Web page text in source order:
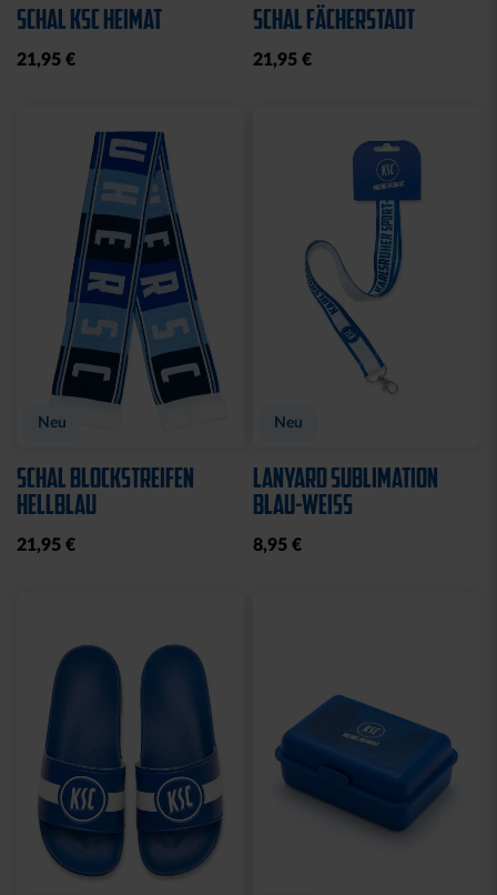
SCHAL KSC HEIMAT
21,95 €
SCHAL FÄCHERSTADT
21,95 €
Neu
SCHAL BLOCKSTREIFEN
HELLBLAU
21,95 €
Neu
LANYARD SUBLIMATION
BLAU-WEISS
8,95 €